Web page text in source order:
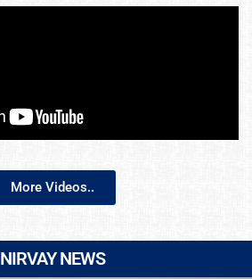
More Videos..
NIRVAY NEWS